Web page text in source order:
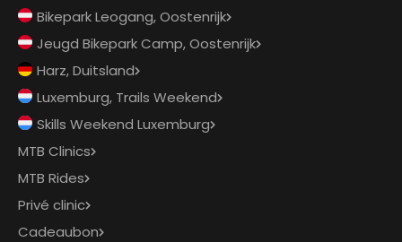
Bikepark Leogang, Oostenrijk
Jeugd Bikepark Camp, Oostenrijk
Harz, Duitsland
Luxemburg, Trails Weekend
Skills Weekend Luxemburg
MTB Clinics
MTB Rides
Privé clinic
Cadeaubon